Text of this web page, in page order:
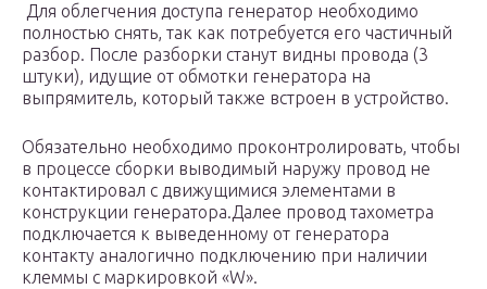
Для облегчения доступа генератор необходимо
полностью снять, так как потребуется его частичный
разбор. После разборки станут видны провода (3
штуки), идущие от обмотки генератора на
выпрямитель, который также встроен в устройство.
Обязательно необходимо проконтролировать, чтобы
в процессе сборки выводимый наружу провод не
контактировал с движущимися элементами в
конструкции генератора.Далее провод тахометра
подключается к выведенному от генератора
контакту аналогично подключению при наличии
клеммы с маркировкой «W».